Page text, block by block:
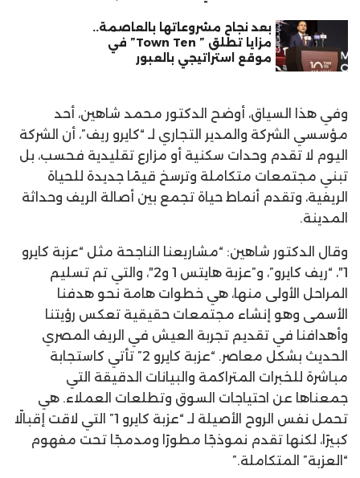
بعد نجاح مشروعاتها بالعاصمة..
مزايا تطلق ” Town Ten” في
موقع استراتيجي بالعبور
وفي هذا السياق، أوضح الدكتور محمد شاهين، أحد
مؤسسي الشركة والمدير التجاري لـ “كايرو ريف”، أن الشركة
اليوم لا تقدم وحدات سكنية أو مزارع تقليدية فحسب، بل
تبني مجتمعات متكاملة وترسخ قيمًا جديدة للحياة
الريفية، وتقدم أنماط حياة تجمع بين أصالة الريف وحداثة
المدينة.
وقال الدكتور شاهين: “مشاريعنا الناجحة مثل “عزبة كايرو
1″، “ريف كايرو”، و”عزبة هايتس 1 و2″، والتي تم تسليم
المراحل الأولى منها، هي خطوات هامة نحو هدفنا
الأسمى وهو إنشاء مجتمعات حقيقية تعكس رؤيتنا
وأهدافنا في تقديم تجربة العيش في الريف المصري
الحديث بشكل معاصر. “عزبة كايرو 2” تأتي كاستجابة
مباشرة للخبرات المتراكمة والبيانات الدقيقة التي
جمعناها عن احتياجات السوق وتطلعات العملاء. هي
تحمل نفس الروح الأصيلة لـ “عزبة كايرو 1” التي لاقت إقبالًا
كبيرًا، لكنها تقدم نموذجًا مطورًا ومدمجًا تحت مفهوم
“العزبة” المتكاملة.”